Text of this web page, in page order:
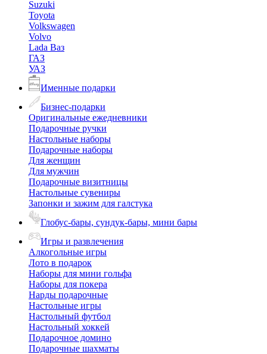
Suzuki
Toyota
Volkswagen
Volvo
Lada Ваз
ГАЗ
УАЗ
Именные подарки
Бизнес-подарки
Оригинальные ежедневники
Подарочные ручки
Настольные наборы
Подарочные наборы
Для женщин
Для мужчин
Подарочные визитницы
Настольные сувениры
Запонки и зажим для галстука
Глобус-бары, сундук-бары, мини бары
Игры и развлечения
Алкогольные игры
Лото в подарок
Наборы для мини гольфа
Наборы для покера
Нарды подарочные
Настольные игры
Настольный футбол
Настольный хоккей
Подарочное домино
Подарочные шахматы